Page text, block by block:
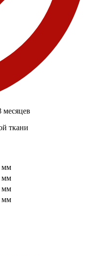
месяцев
ткани
мм
мм
мм
мм